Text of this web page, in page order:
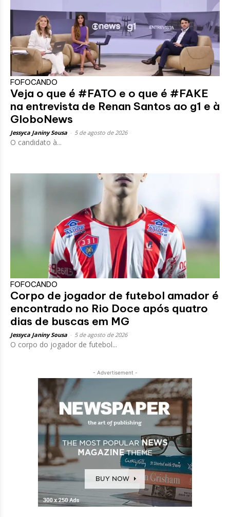
FOFOCANDO
Veja o que é #FATO e o que é #FAKE
na entrevista de Renan Santos ao g1 e à
GloboNews
Jessyca Janiny Sousa 5 de agosto de 2026
O candidato à...
FOFOCANDO
Corpo de jogador de futebol amador é
encontrado no Rio Doce após quatro
dias de buscas em MG
Jessyca Janiny Sousa 5 de agosto de 2026
O corpo do jogador de futebol...
- Advertisement -